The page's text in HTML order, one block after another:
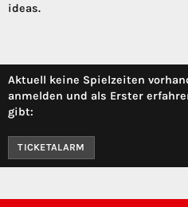
ideas.
Aktuell keine Spielzeiten
anmelden und als Erster
gibt:
TICKETALARM